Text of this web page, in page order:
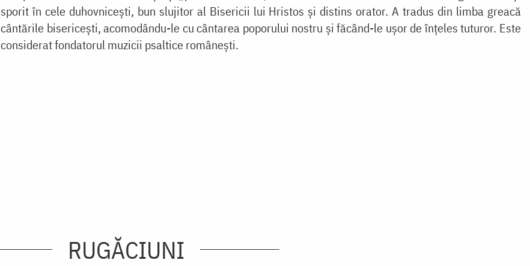
sporit în cele duhovnicești, bun slujitor al Bisericii lui Hristos și distins orator. A tradus din limba greacă
cântările bisericești, acomodându-le cu cântarea poporului nostru și făcând-le ușor de înțeles tuturor. Este
considerat fondatorul muzicii psaltice românești.
RUGĂCIUNI